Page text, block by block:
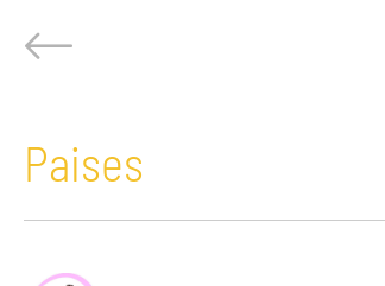
Paises